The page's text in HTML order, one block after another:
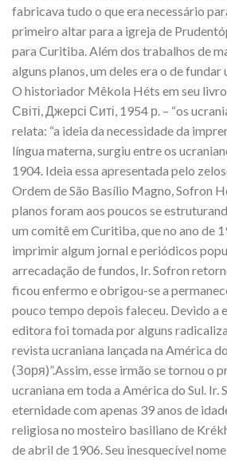
fabricava tudo o que era necessário
primeiro altar para a igreja de
para Curitiba. Além dos trabalhos de
alguns planos, um deles era o de
O historiador Mêkola Héts em seu livro:
Світі, Джерсі Ситі, 1954 р. – “os
relata: “a ideia da necessidade da
língua materna, surgiu entre os
1904. Ideia essa apresentada pelo
Ordem de São Basílio Magno, Sofron
planos foram aos poucos se
um comitê em Curitiba, que no ano de
imprimir algum jornal e periódicos
arrecadação de fundos, Ir. Sofron
ficou enfermo e obrigou-se a
pouco tempo depois faleceu. Devido a
editora foi tomada por alguns
revista ucraniana lançada na América
(Зоря)”.Assim, esse irmão se tornou o
ucraniana em toda a América do Sul. Ir.
eternidade com apenas 39 anos de
religiosa no mosteiro basiliano de
de abril de 1906. Seu inesquecível